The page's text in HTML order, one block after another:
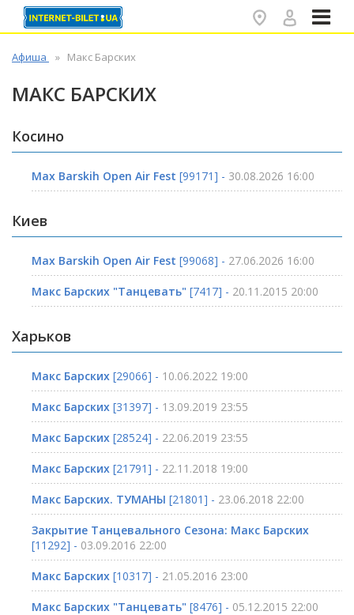
Афиша Макс Барских
МАКС БАРСКИХ
Косино
Max Barskih Open Air Fest [99171] - 30.08.2026 16:00
Киев
Max Barskih Open Air Fest [99068] - 27.06.2026 16:00
Макс Барских "Танцевать" [7417] - 20.11.2015 20:00
Харьков
Макс Барских [29066] - 10.06.2022 19:00
Макс Барских [31397] - 13.09.2019 23:55
Макс Барских [28524] - 22.06.2019 23:55
Макс Барских [21791] - 22.11.2018 19:00
Макс Барских. ТУМАНЫ [21801] - 23.06.2018 22:00
Закрытие Танцевального Сезона: Макс Барских
[11292] - 03.09.2016 22:00
Макс Барских [10317] - 21.05.2016 23:00
Макс Барских "Танцевать" [8476] - 05.12.2015 22:00